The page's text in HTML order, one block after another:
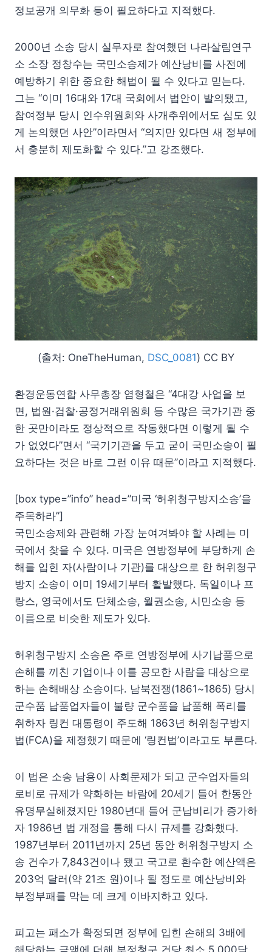
정보공개 의무화 등이 필요하다고 지적했다.
2000년 소송 당시 실무자로 참여했던 나라살림연구
소 소장 정창수는 국민소송제가 예산낭비를 사전에
예방하기 위한 중요한 해법이 될 수 있다고 믿는다.
그는 “이미 16대와 17대 국회에서 법안이 발의됐고,
참여정부 당시 인수위원회와 사개추위에서도 심도 있
게 논의했던 사안”이라면서 “의지만 있다면 새 정부에
서 충분히 제도화할 수 있다.”고 강조했다.
(출처: OneTheHuman, DSC_0081) CC BY
환경운동연합 사무총장 염형철은 “4대강 사업을 보
면, 법원·검찰·공정거래위원회 등 수많은 국가기관 중
한 곳만이라도 정상적으로 작동했다면 이렇게 될 수
가 없었다”면서 “국기기관을 두고 굳이 국민소송이 필
요하다는 것은 바로 그런 이유 때문”이라고 지적했다.
[box type=”info” head=”미국 ‘허위청구방지소송’을
주목하라”]
국민소송제와 관련해 가장 눈여겨봐야 할 사례는 미
국에서 찾을 수 있다. 미국은 연방정부에 부당하게 손
해를 입힌 자(사람이나 기관)를 대상으로 한 허위청구
방지 소송이 이미 19세기부터 활발했다. 독일이나 프
랑스, 영국에서도 단체소송, 월권소송, 시민소송 등
이름으로 비슷한 제도가 있다.
허위청구방지 소송은 주로 연방정부에 사기납품으로
손해를 끼친 기업이나 이를 공모한 사람을 대상으로
하는 손해배상 소송이다. 남북전쟁(1861~1865) 당시
군수품 납품업자들이 불량 군수품을 납품해 폭리를
취하자 링컨 대통령이 주도해 1863년 허위청구방지
법(FCA)을 제정했기 때문에 ‘링컨법’이라고도 부른다.
이 법은 소송 남용이 사회문제가 되고 군수업자들의
로비로 규제가 약화하는 바람에 20세기 들어 한동안
유명무실해졌지만 1980년대 들어 군납비리가 증가하
자 1986년 법 개정을 통해 다시 규제를 강화했다.
1987년부터 2011년까지 25년 동안 허위청구방지 소
송 건수가 7,843건이나 됐고 국고로 환수한 예산액은
203억 달러(약 21조 원)이나 될 정도로 예산낭비와
부정부패를 막는 데 크게 이바지하고 있다.
피고는 패소가 확정되면 정부에 입힌 손해의 3배에
해당하는 금액에 더해 부정청구 건당 최소 5,000달